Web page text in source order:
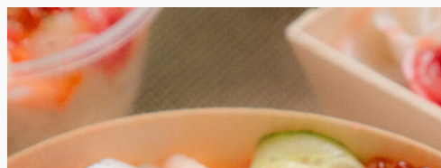
内
容
を
ス
キ
プ